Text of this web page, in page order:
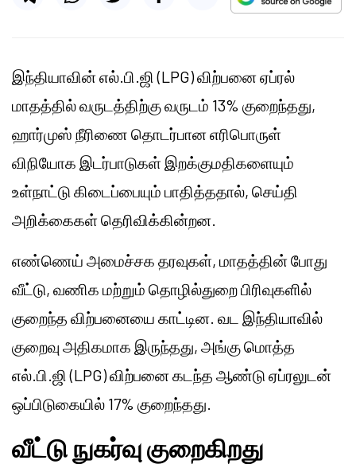
இந்தியாவின் எல்.பி.ஜி (LPG) விற்பனை ஏப்ரல்
மாதத்தில் வருடத்திற்கு வருடம் 13% குறைந்தது,
ஹார்முஸ் நீரிணை தொடர்பான எரிபொருள்
விநியோக இடர்பாடுகள் இறக்குமதிகளையும்
உள்நாட்டு கிடைப்பையும் பாதித்ததால், செய்தி
அறிக்கைகள் தெரிவிக்கின்றன.
எண்ணெய் அமைச்சக தரவுகள், மாதத்தின் போது
வீட்டு, வணிக மற்றும் தொழில்துறை பிரிவுகளில்
குறைந்த விற்பனையை காட்டின. வட இந்தியாவில்
குறைவு அதிகமாக இருந்தது, அங்கு மொத்த
எல்.பி.ஜி (LPG) விற்பனை கடந்த ஆண்டு ஏப்ரலுடன்
ஒப்பிடுகையில் 17% குறைந்தது.
வீட்டு நுகர்வு குறைகிறது